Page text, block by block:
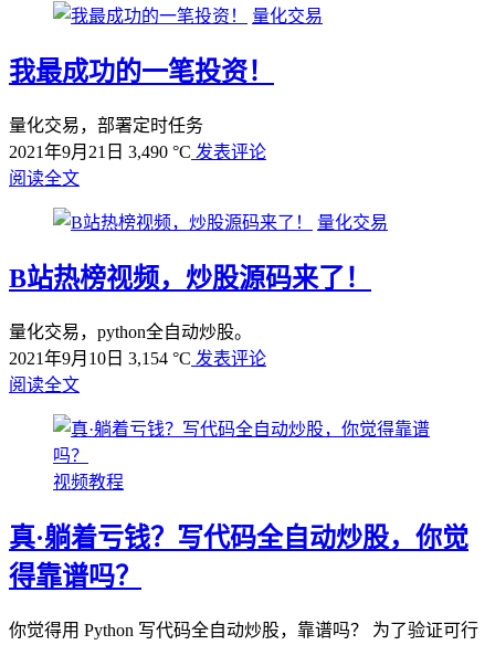
量化交易
我最成功的一笔投资！
量化交易，部署定时任务
2021年9月21日 3,490 °C 发表评论
阅读全文
量化交易
B站热榜视频，炒股源码来了！
量化交易，python全自动炒股。
2021年9月10日 3,154 °C 发表评论
阅读全文
视频教程
真·躺着亏钱？写代码全自动炒股，你觉
得靠谱吗？
你觉得用 Python 写代码全自动炒股，靠谱吗？ 为了验证可行